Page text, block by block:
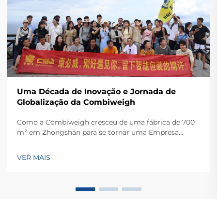
Uma Década de Inovação e Jornada de
Globalização da Combiweigh
Como a Combiweigh cresceu de uma fábrica de 700
m² em Zhongshan para se tornar uma Empresa
pesagem — solicite ainda hoje uma consulta global
VER MAIS